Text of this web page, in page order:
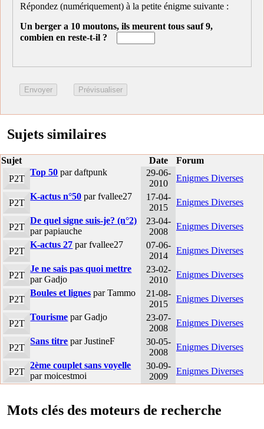
Répondez (numériquement) à la petite énigme suivante :
Un berger a 10 moutons, ils meurent tous sauf 9,
combien en reste-t-il ?
Sujets similaires
Sujet Date
Forum
P2T
Top 50 par daftpunk
29-06-
2010
Enigmes Diverses
P2T
K-actus n°50 par fvallee27
17-04-
2015
Enigmes Diverses
P2T
De quel signe suis-je? (n°2)
par papiauche
23-04-
2008
Enigmes Diverses
P2T
K-actus 27 par fvallee27
07-06-
2014
Enigmes Diverses
P2T
Je ne sais pas quoi mettre
par Gadjo
23-02-
2010
Enigmes Diverses
P2T
Boules et lignes par Tammo
21-08-
2015
Enigmes Diverses
P2T
Tourisme par Gadjo
23-07-
2008
Enigmes Diverses
P2T
Sans titre par JustineF
30-05-
2008
Enigmes Diverses
P2T
2ème couplet sans voyelle
par moicestmoi
30-09-
2009
Enigmes Diverses
Mots clés des moteurs de recherche